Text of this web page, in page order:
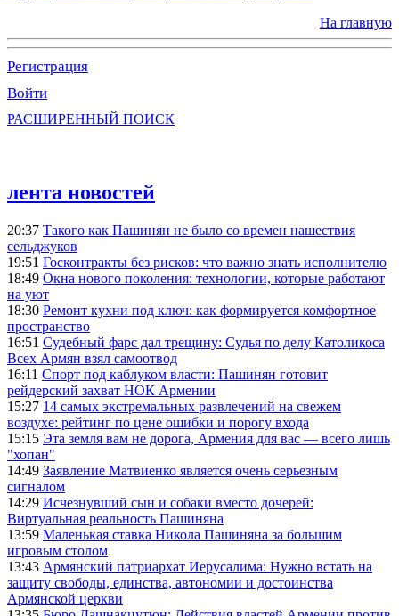
На главную
Регистрация
Войти
РАСШИРЕННЫЙ ПОИСК
лента новостей
20:37 Такого как Пашинян не было со времен нашествия
сельджуков
19:51 Госконтракты без рисков: что важно знать исполнителю
18:49 Окна нового поколения: технологии, которые работают
на уют
18:30 Ремонт кухни под ключ: как формируется комфортное
пространство
16:51 Судебный фарс дал трещину: Судья по делу Католикоса
Всех Армян взял самоотвод
16:11 Спорт под каблуком власти: Пашинян готовит
рейдерский захват НОК Армении
15:27 14 самых экстремальных развлечений на свежем
воздухе: рейтинг по цене ошибки и порогу входа
15:15 Эта земля вам не дорога, Армения для вас — всего лишь
"хопан"
14:49 Заявление Матвиенко является очень серьезным
сигналом
14:29 Исчезнувший сын и собаки вместо дочерей:
Виртуальная реальность Пашиняна
13:59 Маленькая ставка Никола Пашиняна за большим
игровым столом
13:43 Армянский патриархат Иерусалима: Нужно встать на
защиту свободы, единства, автономии и достоинства
Армянской церкви